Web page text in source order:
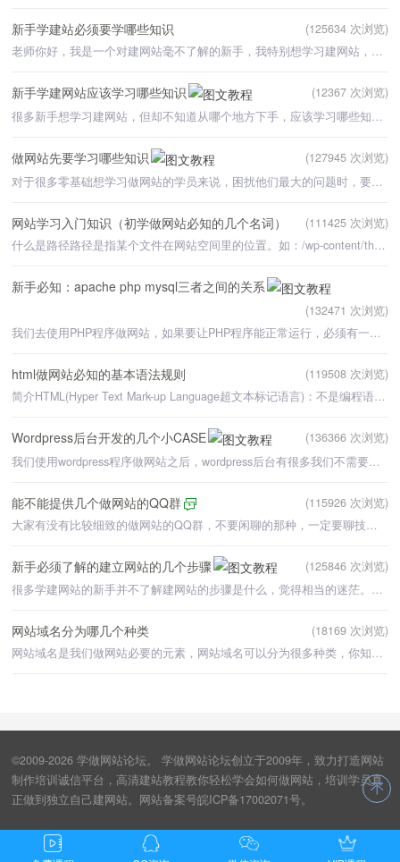
新手学建站必须要学哪些知识
(125634 次浏览)
老师你好，我是一个对建网站毫不了解的新手，我特别想学习建网站，也在网上找了很多的相关课程，但看多了，
新手学建网站应该学习哪些知识
(12367 次浏览)
很多新手想学习建网站，但却不知道从哪个地方下手，应该学习哪些知识，先学什么，后学什么。搜索网上得到的
做网站先要学习哪些知识
(127945 次浏览)
对于很多零基础想学习做网站的学员来说，困扰他们最大的问题时，要学习做网站，到底要先学习哪些知识？
网站学习入门知识（初学做网站必知的几个名词）
(111425 次浏览)
什么是路径路径是指某个文件在网站空间里的位置。如：/wp-content/themes/xwz/images/Course.jpg 每一
新手必知：apache php mysql三者之间的关系
(132471 次浏览)
我们去使用PHP程序做网站，如果要让PHP程序能正常运行，必须有一个符合PHP要求的运行环境。例如我们在
html做网站必知的基本语法规则
(119508 次浏览)
简介HTML(Hyper Text Mark-up Language超文本标记语言)：不是编程语言，而是一种描述性的标记语言，用
Wordpress后台开发的几个小CASE
(136366 次浏览)
我们使用wordpress程序做网站之后，wordpress后台有很多我们不需要的内容，例如：WordPress开发博客"、"其
能不能提供几个做网站的QQ群
(115926 次浏览)
大家有没有比较细致的做网站的QQ群，不要闲聊的那种，一定要聊技术相关的QQ群，想跟一些真正懂技术的探
新手必须了解的建立网站的几个步骤
(125846 次浏览)
很多学建网站的新手并不了解建网站的步骤是什么，觉得相当的迷茫。其实理清建网站的步骤之后，就会觉得
网站域名分为哪几个种类
(18169 次浏览)
网站域名是我们做网站必要的元素，网站域名可以分为很多种类，你知道在哪些种类吗？
©2009-2026 学做网站论坛。 学做网站论坛创立于2009年，致力打造网站
制作培训诚信平台，高清建站教程教你轻松学会如何做网站，培训学员真
正做到独立自己建网站。网站备案号皖ICP备17002071号。